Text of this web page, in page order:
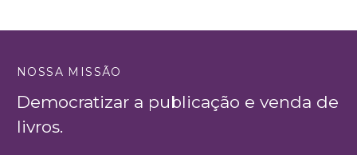
NOSSA MISSÃO
Democratizar a publicação e venda de
livros.